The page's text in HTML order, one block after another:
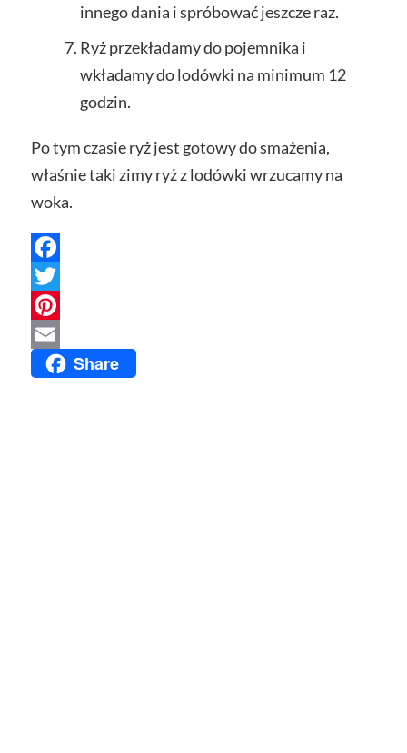
innego dania i spróbować jeszcze raz.
Ryż przekładamy do pojemnika i
wkładamy do lodówki na minimum 12
godzin.
Po tym czasie ryż jest gotowy do smażenia,
właśnie taki zimy ryż z lodówki wrzucamy na
woka.
Facebook
Twitter
Pinterest
Email Share